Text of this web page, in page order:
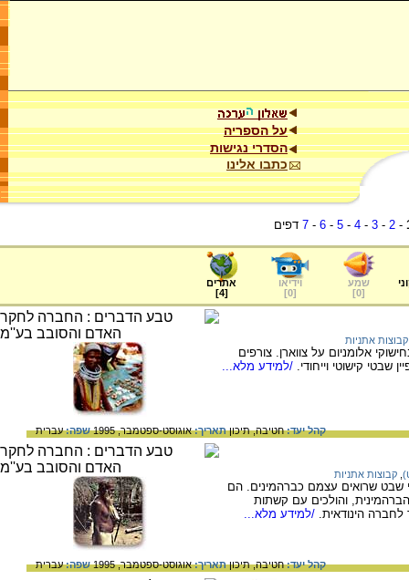
על הספריה
הסדרי נגישות
כתבו אלינו
-
2
-
3
-
4
-
5
-
6
-
7 דפים
שמע
[
0
]
וידיאו
[
0
]
אתרים
[
4
]
קבוצות אתניות
אלומניום על צווארן. צורפים
שבטי קישוטי וייחודי. /למידע מלא...
קהל יעד:חטיבה,תיכוןתאריך:אוגוסט-ספטמבר, 1995 שפה:עברית
קבוצות אתניות
שרואים עצמם כברהמינים. הם
והולכים עם קשתות
הינודאית. /למידע מלא...
קהל יעד:חטיבה,תיכוןתאריך:אוגוסט-ספטמבר, 1995 שפה:עברית